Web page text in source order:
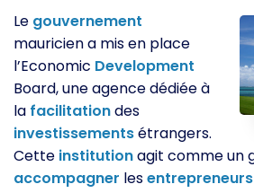
Le gouvernement
mauricien a mis en place
l’Economic Development
Board, une agence dédiée à
la facilitationdes
investissementsétrangers.
Cette institutionagit comme un
accompagner lesentrepreneurs